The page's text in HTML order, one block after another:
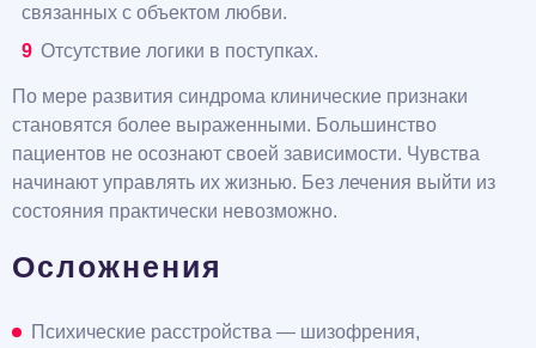
связанных с объектом любви.
Отсутствие логики в поступках.
По мере развития синдрома клинические признаки
становятся более выраженными. Большинство
пациентов не осознают своей зависимости. Чувства
начинают управлять их жизнью. Без лечения выйти из
состояния практически невозможно.
Осложнения
Психические расстройства — шизофрения,